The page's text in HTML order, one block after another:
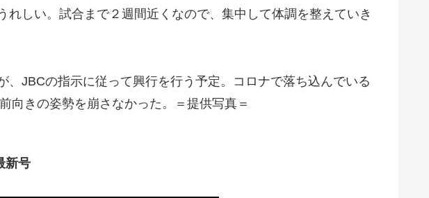
しい。試合まで２週間近くなので、集中して体調を整えていき
JBCの指示に従って興行を行う予定。コロナで落ち込んでいる
向きの姿勢を崩さなかった。＝提供写真＝
新号